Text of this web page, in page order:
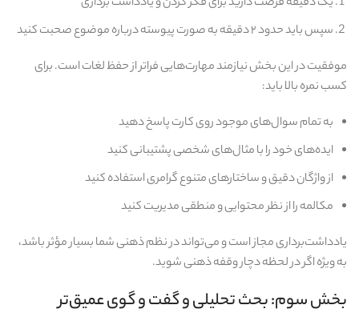
سپس باید حدود ۲ دقیقه به‌ صورت پیوسته درباره موضوع صحبت کنید
موفقیت در این بخش نیازمند مهارت‌هایی فراتر از حفظ لغات است. برای
کسب نمره بالا باید:
به تمام سوال‌های موجود روی کارت پاسخ دهید
ایده‌های خود را با مثال‌های شخصی پشتیبانی کنید
از واژگان دقیق و ساختارهای متنوع گرامری استفاده کنید
مکالمه را از نظر محتوایی و منطقی مدیریت کنید
یادداشت‌برداری مجاز است و می‌تواند در نظم ذهنی شما بسیار مؤثر باشد،
به‌ ویژه اگر در لحظه دچار وقفه ذهنی شوید.
بخش سوم: بحث تحلیلی و گفت‌ و گوی عمیق‌تر